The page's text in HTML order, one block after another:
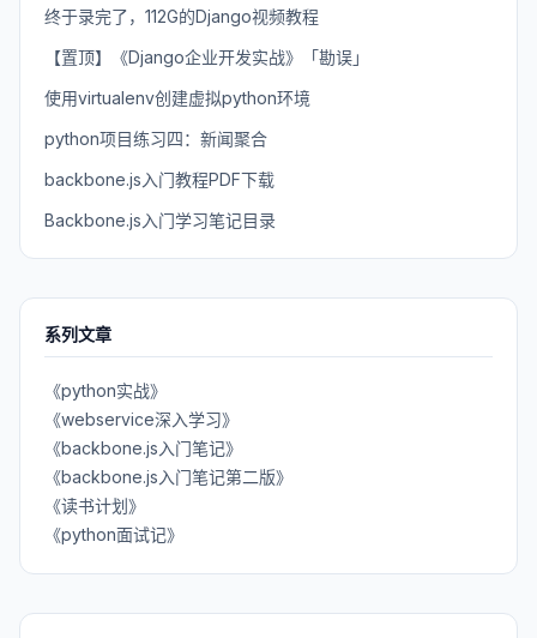
终于录完了，112G的Django视频教程
【置顶】《Django企业开发实战》「勘误」
使用virtualenv创建虚拟python环境
python项目练习四：新闻聚合
backbone.js入门教程PDF下载
Backbone.js入门学习笔记目录
系列文章
《python实战》
《webservice深入学习》
《backbone.js入门笔记》
《backbone.js入门笔记第二版》
《读书计划》
《python面试记》